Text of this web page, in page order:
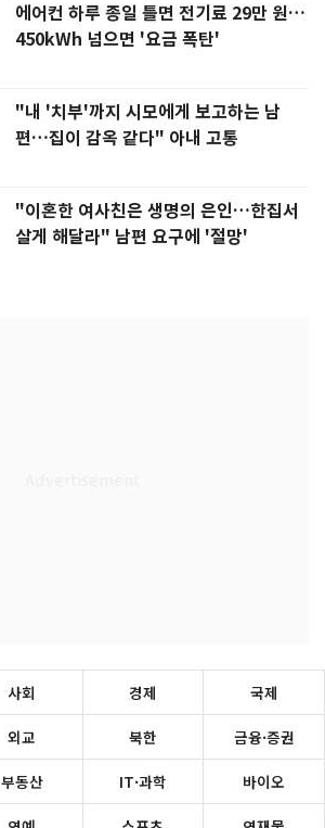
에어컨 하루 종일 틀면 전기료 29만 원…
450kWh 넘으면 '요금 폭탄'
"내 '치부'까지 시모에게 보고하는 남
편…집이 감옥 같다" 아내 고통
"이혼한 여사친은 생명의 은인…한집서
살게 해달라" 남편 요구에 '절망'
사회 경제 국제
외교 북한 금융·증권
부동산 IT·과학 바이오